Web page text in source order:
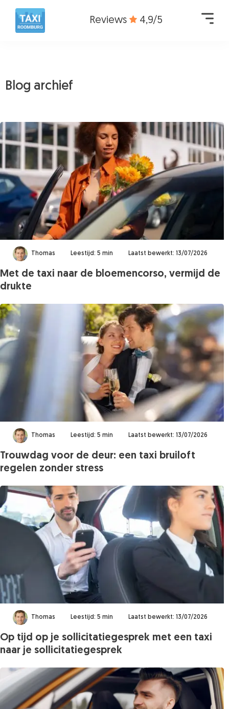
Reviews 4,9/5
Blog archief
Thomas Leestijd: 5 min Laatst bewerkt: 13/07/2026
Met de taxi naar de bloemencorso, vermijd de
drukte
Thomas Leestijd: 5 min Laatst bewerkt: 13/07/2026
Trouwdag voor de deur: een taxi bruiloft
regelen zonder stress
Thomas Leestijd: 5 min Laatst bewerkt: 13/07/2026
Op tijd op je sollicitatiegesprek met een taxi
naar je sollicitatiegesprek